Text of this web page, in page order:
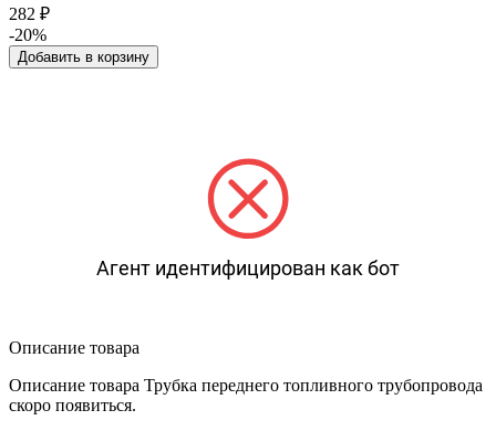
282 ₽
-20%
Добавить в корзину
Агент идентифицирован как бот
Описание товара
Описание товара Трубка переднего топливного трубопровода
скоро появиться.